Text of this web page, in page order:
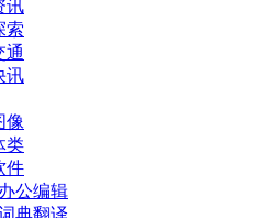
讯
索
通
讯
像
类
件
办公编辑
典翻译